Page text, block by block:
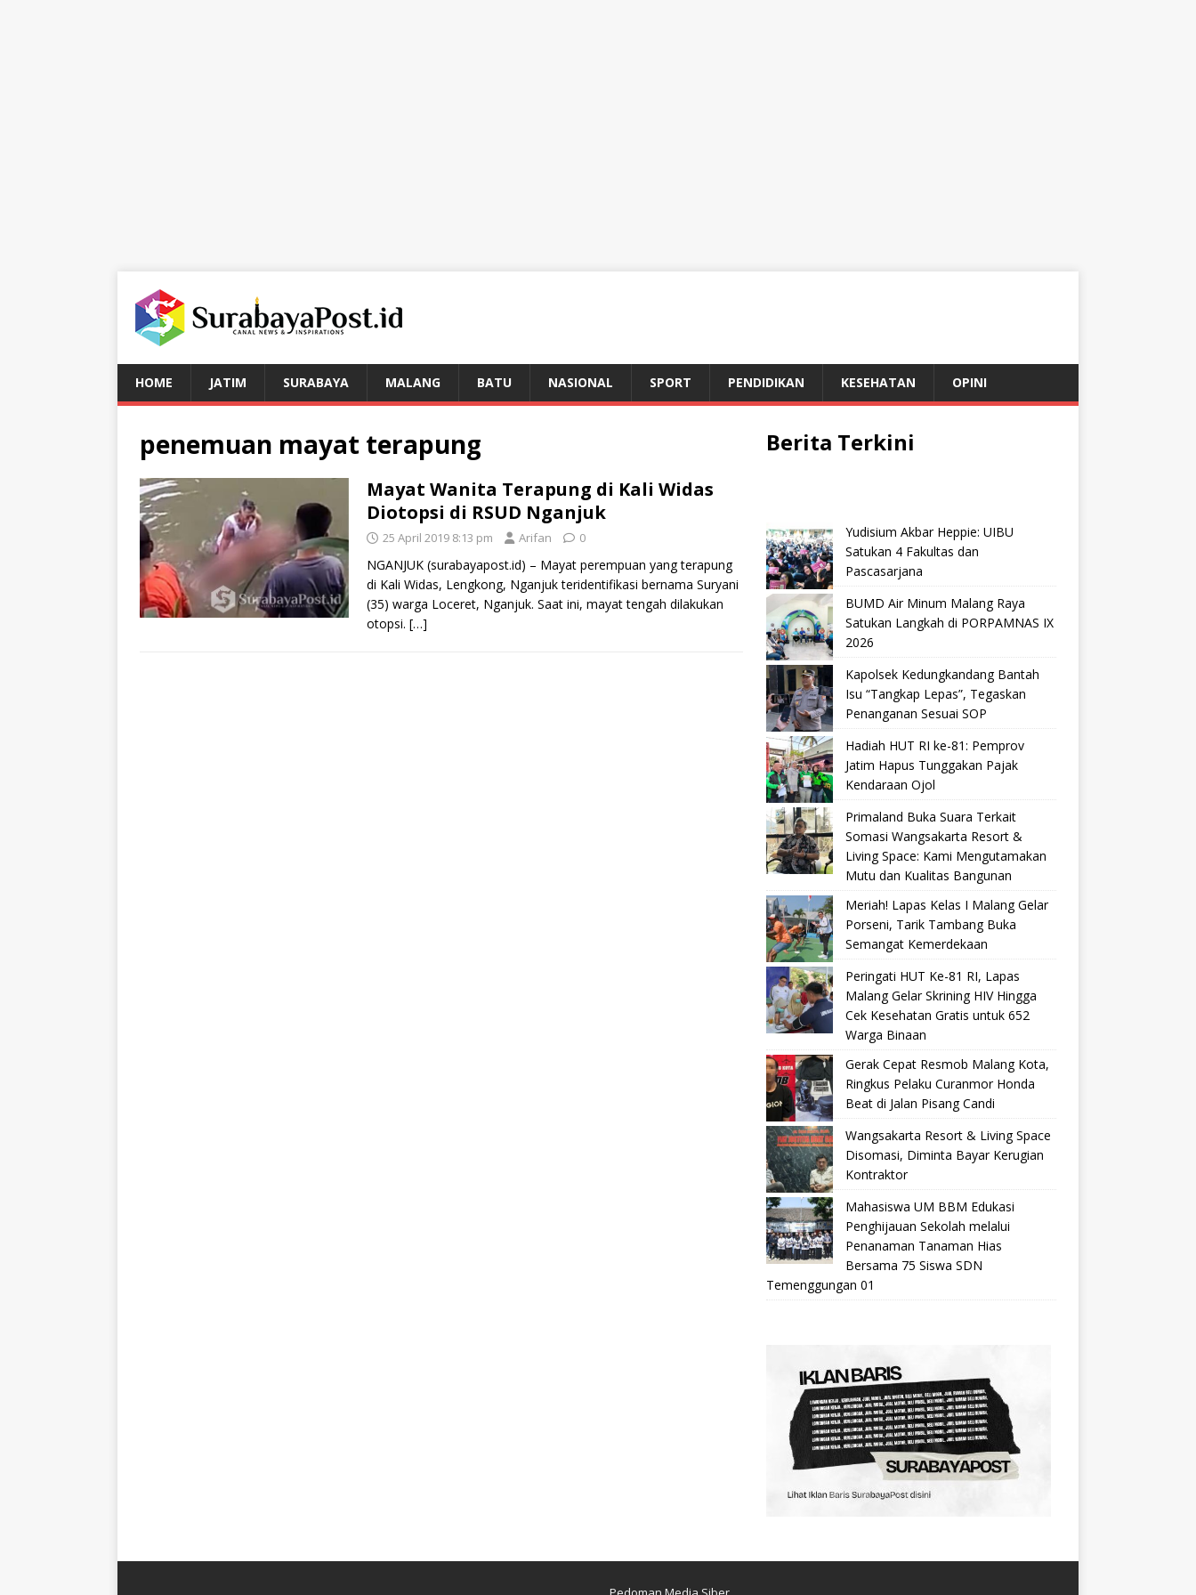
HOME JATIM SURABAYA MALANG BATU NASIONAL SPORT PENDIDIKAN KESEHATAN OPINI
penemuan mayat terapung
Mayat Wanita Terapung di Kali Widas
Diotopsi di RSUD Nganjuk
25 April 2019 8:13 pm Arifan 0
NGANJUK (surabayapost.id) – Mayat perempuan yang terapung
di Kali Widas, Lengkong, Nganjuk teridentifikasi bernama Suryani
(35) warga Loceret, Nganjuk. Saat ini, mayat tengah dilakukan
otopsi. […]
Berita Terkini
Yudisium Akbar Heppie: UIBU
Satukan 4 Fakultas dan
Pascasarjana
BUMD Air Minum Malang Raya
Satukan Langkah di PORPAMNAS IX
2026
Kapolsek Kedungkandang Bantah
Isu “Tangkap Lepas”, Tegaskan
Penanganan Sesuai SOP
Hadiah HUT RI ke-81: Pemprov
Jatim Hapus Tunggakan Pajak
Kendaraan Ojol
Primaland Buka Suara Terkait
Somasi Wangsakarta Resort &
Living Space: Kami Mengutamakan
Mutu dan Kualitas Bangunan
Meriah! Lapas Kelas I Malang Gelar
Porseni, Tarik Tambang Buka
Semangat Kemerdekaan
Peringati HUT Ke-81 RI, Lapas
Malang Gelar Skrining HIV Hingga
Cek Kesehatan Gratis untuk 652
Warga Binaan
Gerak Cepat Resmob Malang Kota,
Ringkus Pelaku Curanmor Honda
Beat di Jalan Pisang Candi
Wangsakarta Resort & Living Space
Disomasi, Diminta Bayar Kerugian
Kontraktor
Mahasiswa UM BBM Edukasi
Penghijauan Sekolah melalui
Penanaman Tanaman Hias
Bersama 75 Siswa SDN
Temenggungan 01